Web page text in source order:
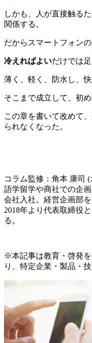
しかも、人が直接触る
関係する。
だからスマートフォンの
冷えればよいだけでは足
薄く、軽く、防水し、
そこまで成立して、初
この章を書いて改めて
られなくなった。
コラム監修：角本 康司
語学留学や商社での企
会社入社。経営企画部
2018年より代表取締役
る。
※本記事は教育・啓発
り、特定企業・製品・